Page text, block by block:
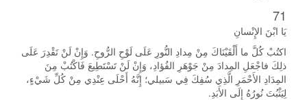
71
يَا ابْنَ الإِنْسانِ
اكتُبْ كُلَّ ما أَلْقَيْنَاكَ مِنْ مِدادِ النُّورِ عَلَى لَوْحِ الرُّوحِ. وَإِنْ لَنْ تَقْدِرَ عَلَى
ذلِكَ فاجْعَلِ المِدادَ مِنْ جَوْهَرِ الفُؤادِ، وَإِنْ لَنْ تَسْتَطِيعَ فَاكْتُبْ مِنَ
المِدَادِ الأَحْمَرِ الَّذِي سُفِكَ فِي سَبيلي؛ إِنَّهُ أَحْلَى عِنْدِي مِنْ كُلِّ شَيْءٍ،
لِيَثْبُتَ نُورُهُ إِلَى الأَبَدِ.